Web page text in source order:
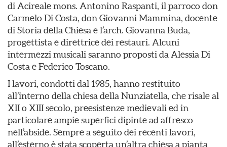
di Acireale mons. Antonino Raspanti, il parroco don
Carmelo Di Costa, don Giovanni Mammina, docente
di Storia della Chiesa e l’arch. Giovanna Buda,
progettista e direttrice dei restauri. Alcuni
intermezzi musicali saranno proposti da Alessia Di
Costa e Federico Toscano.
I lavori, condotti dal 1985, hanno restituito
all’interno della chiesa della Nunziatella, che risale al
XII o XIII secolo, preesistenze medievali ed in
particolare ampie superfici dipinte ad affresco
nell’abside. Sempre a seguito dei recenti lavori,
all’esterno è stata scoperta un’altra chiesa a pianta